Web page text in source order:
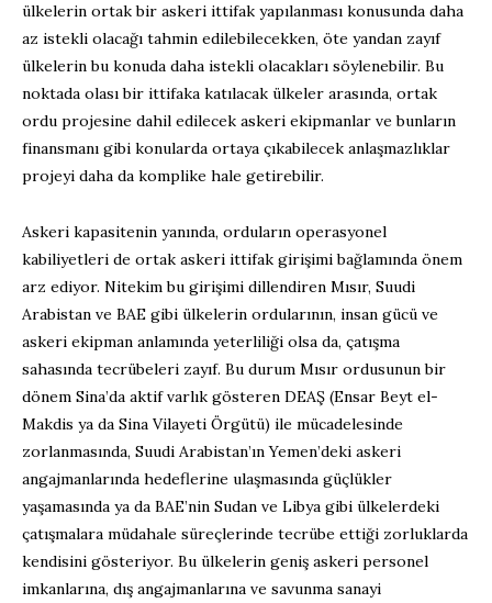
ülkelerin ortak bir askeri ittifak yapılanması konusunda daha
az istekli olacağı tahmin edilebilecekken, öte yandan zayıf
ülkelerin bu konuda daha istekli olacakları söylenebilir. Bu
noktada olası bir ittifaka katılacak ülkeler arasında, ortak
ordu projesine dahil edilecek askeri ekipmanlar ve bunların
finansmanı gibi konularda ortaya çıkabilecek anlaşmazlıklar
projeyi daha da komplike hale getirebilir.
Askeri kapasitenin yanında, orduların operasyonel
kabiliyetleri de ortak askeri ittifak girişimi bağlamında önem
arz ediyor. Nitekim bu girişimi dillendiren Mısır, Suudi
Arabistan ve BAE gibi ülkelerin ordularının, insan gücü ve
askeri ekipman anlamında yeterliliği olsa da, çatışma
sahasında tecrübeleri zayıf. Bu durum Mısır ordusunun bir
dönem Sina’da aktif varlık gösteren DEAŞ (Ensar Beyt el-
Makdis ya da Sina Vilayeti Örgütü) ile mücadelesinde
zorlanmasında, Suudi Arabistan’ın Yemen’deki askeri
angajmanlarında hedeflerine ulaşmasında güçlükler
yaşamasında ya da BAE’nin Sudan ve Libya gibi ülkelerdeki
çatışmalara müdahale süreçlerinde tecrübe ettiği zorluklarda
kendisini gösteriyor. Bu ülkelerin geniş askeri personel
imkanlarına, dış angajmanlarına ve savunma sanayi